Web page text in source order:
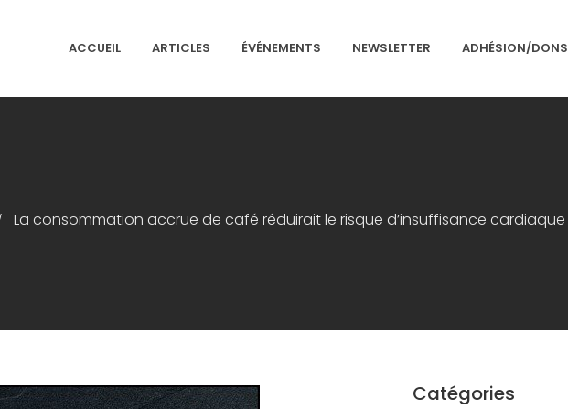
ACCUEIL ARTICLES ÉVÉNEMENTS NEWSLETTER ADHÉSION/DONS
La consommation accrue de café réduirait le risque d’insuffisance cardiaque
Catégories